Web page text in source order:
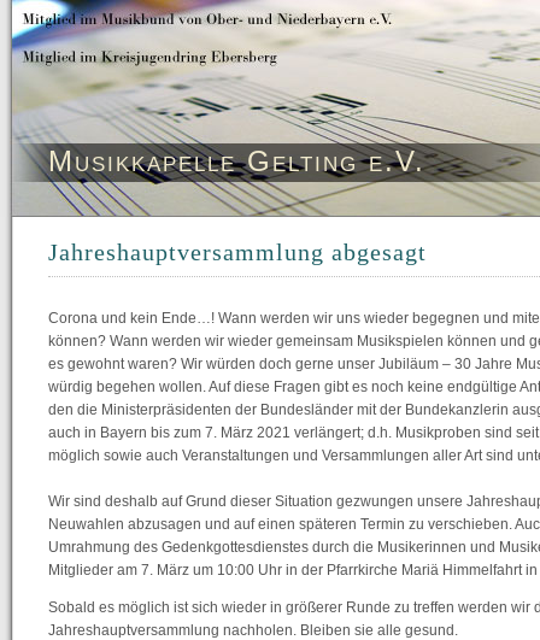
Musikkapelle Gelting e.V.
Jahreshauptversammlung abgesagt
Corona und kein Ende…! Wann werden wir uns wieder begegnen und
können? Wann werden wir wieder gemeinsam Musikspielen können und
es gewohnt waren? Wir würden doch gerne unser Jubiläum – 30 Jahre
würdig begehen wollen. Auf diese Fragen gibt es noch keine endgültige
den die Ministerpräsidenten der Bundesländer mit der Bundekanzlerin
auch in Bayern bis zum 7. März 2021 verlängert; d.h. Musikproben sind
möglich sowie auch Veranstaltungen und Versammlungen aller Art sind
Wir sind deshalb auf Grund dieser Situation gezwungen unsere
Neuwahlen abzusagen und auf einen späteren Termin zu verschieben.
Umrahmung des Gedenkgottesdienstes durch die Musikerinnen und
Mitglieder am 7. März um 10:00 Uhr in der Pfarrkirche Mariä Himmelfahrt
Sobald es möglich ist sich wieder in größerer Runde zu treffen werden wir
Jahreshauptversammlung nachholen. Bleiben sie alle gesund.